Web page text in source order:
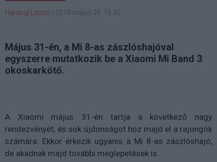
Harangi László 2018 május 29. 16:30
Május 31-én, a Mi 8-as zászlóshajóval
egyszerre mutatkozik be a Xiaomi Mi Band 3
okoskarkötő.
A Xiaomi május 31-én tartja a következő nagy
rendezvényét, és sok újdonságot hoz majd el a rajongók
számára. Ekkor érkezik ugyanis a Mi 8-as zászlóshajó,
de akadnak majd további meglepetések is.